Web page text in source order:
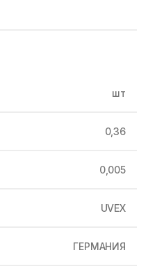
шт
0,36
0,005
UVEX
ГЕРМАНИЯ